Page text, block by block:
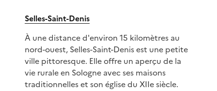
Selles-Saint-Denis
À une distance d'environ 15 kilomètres au
nord-ouest, Selles-Saint-Denis est une petite
ville pittoresque. Elle offre un aperçu de la
vie rurale en Sologne avec ses maisons
traditionnelles et son église du XIIe siècle.